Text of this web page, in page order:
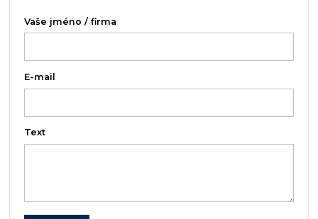
Vaše jméno / firma
E-mail
Text